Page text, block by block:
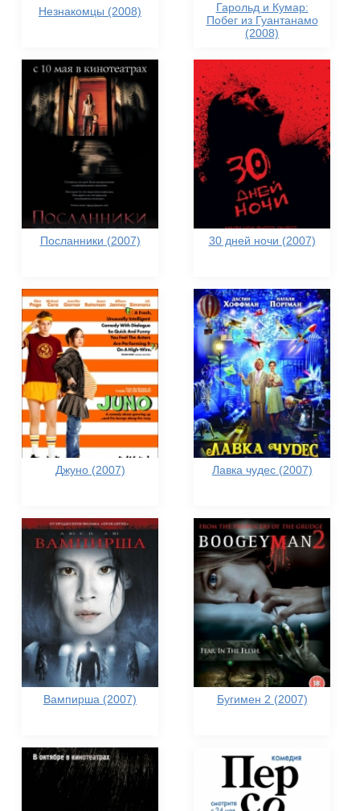
Незнакомцы (2008)
Гарольд и Кумар:
Побег из Гуантанамо
(2008)
Посланники (2007) 30 дней ночи (2007)
Джуно (2007) Лавка чудес (2007)
Вампирша (2007) Бугимен 2 (2007)